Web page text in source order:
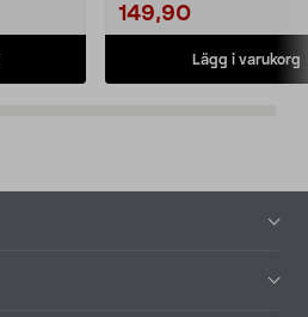
149,90
Lägg i varukorg